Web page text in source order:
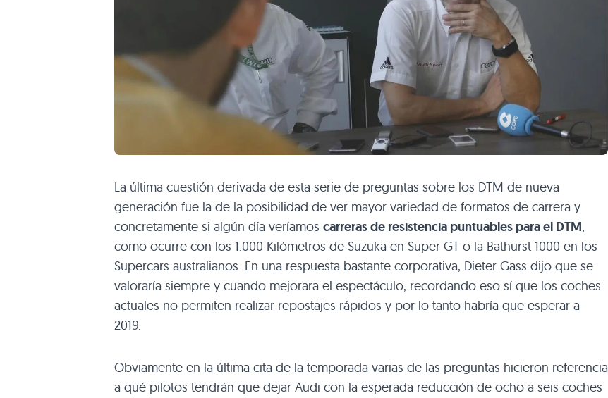
La última cuestión derivada de esta serie de preguntas sobre los DTM de nueva
generación fue la de la posibilidad de ver mayor variedad de formatos de carrera y
concretamente si algún día veríamos carreras de resistencia puntuables para el DTM,
como ocurre con los 1.000 Kilómetros de Suzuka en Super GT o la Bathurst 1000 en los
Supercars australianos. En una respuesta bastante corporativa, Dieter Gass dijo que se
valoraría siempre y cuando mejorara el espectáculo, recordando eso sí que los coches
actuales no permiten realizar repostajes rápidos y por lo tanto habría que esperar a
2019.
Obviamente en la última cita de la temporada varias de las preguntas hicieron referencia
a qué pilotos tendrán que dejar Audi con la esperada reducción de ocho a seis coches